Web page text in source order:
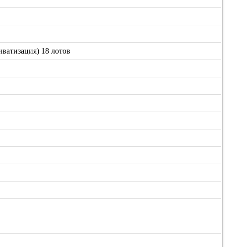
18 лотов